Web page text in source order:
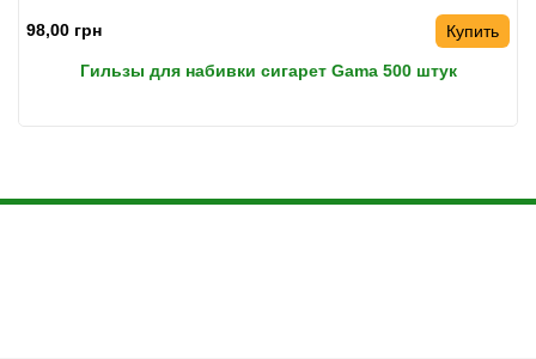
98,00 грн Купить
Гильзы для набивки сигарет Gama 500 штук